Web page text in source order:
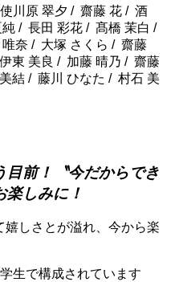
川原 翠夕 / 齋藤 花 / 酒
/ 長田 彩花 / 髙橋 茉白 /
奈 / 大塚 さくら / 齋藤
東 美良 / 加藤 晴乃 / 齋藤
結 / 藤川 ひなた / 村石 美
目前！〝今だからでき
楽しみに！
しさとが溢れ、今から楽
生で構成されています